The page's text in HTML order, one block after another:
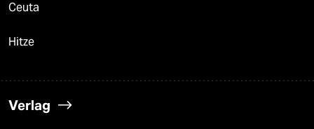
Ceuta
Hitze
Verlag